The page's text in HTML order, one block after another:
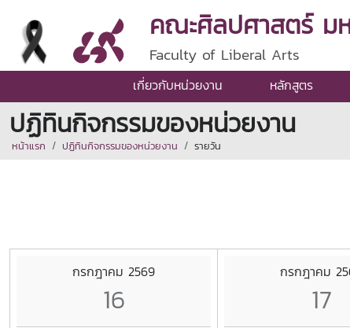
คณะศิลปศาสตร์ ม
Faculty of Liberal Arts
เกี่ยวกับหน่วยงาน หลักสูตร
ปฏิทินกิจกรรมของหน่วยงาน
หน้าแรก ปฏิทินกิจกรรมของหน่วยงาน รายวัน
กรกฎาคม 2569
16
กรกฎาคม
17